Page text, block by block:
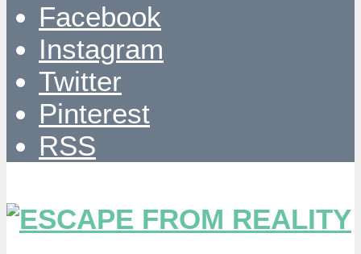
Facebook
Instagram
Twitter
Pinterest
RSS